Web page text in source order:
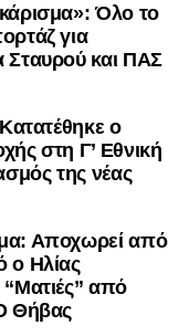
Όλο το
για
και ΠΑΣ
ο
στη Γ’ Εθνική
της νέας
Αποχωρεί από
ο Ηλίας
από
Θήβας